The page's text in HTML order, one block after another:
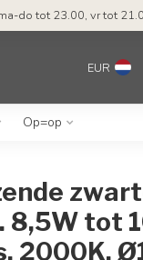
do tot 23.00, vr tot
EUR
Op=op
8,5W tot
2000K,